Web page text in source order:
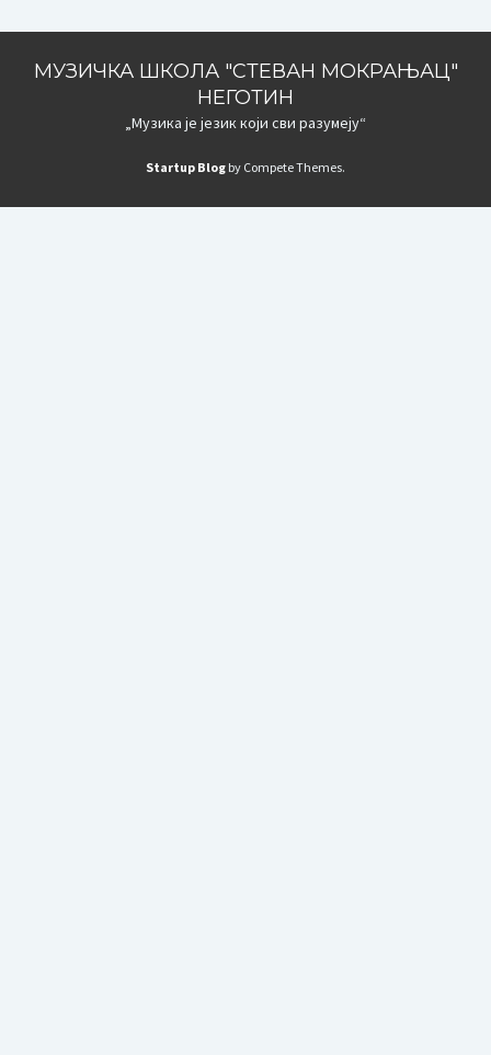
МУЗИЧКА ШКОЛА "СТЕВАН МОКРАЊАЦ"
НЕГОТИН
„Музика је језик који сви разумеју“
Startup Blog by Compete Themes.